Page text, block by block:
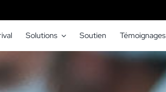
Solutions Soutien Témoignages